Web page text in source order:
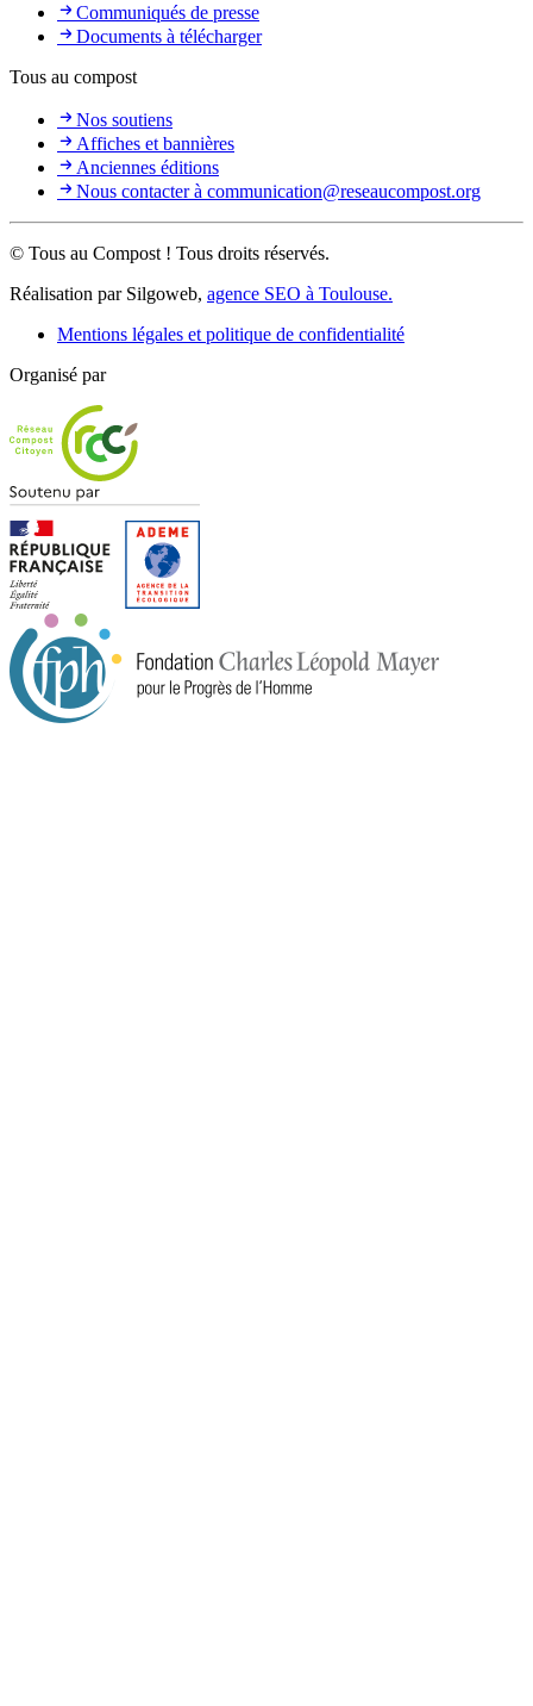
Communiqués de presse
Documents à télécharger
Tous au compost
Nos soutiens
Affiches et bannières
Anciennes éditions
Nous contacter à communication@reseaucompost.org
© Tous au Compost ! Tous droits réservés.
Réalisation par Silgoweb, agence SEO à Toulouse.
Mentions légales et politique de confidentialité
Organisé par